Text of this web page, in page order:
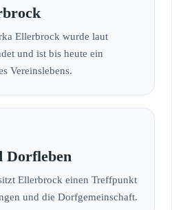
Ellerbrock wurde laut
und ist bis heute ein
Vereinslebens.
Dorfleben
Ellerbrock einen Treffpunkt
und die Dorfgemeinschaft.